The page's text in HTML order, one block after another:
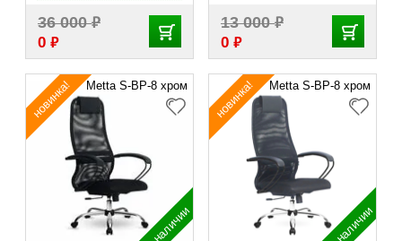
36 000₽
0 ₽
13 000₽
0 ₽
Metta S-ВР-8 хром
в наличии
новинка! Metta S-ВР-8 хром
в наличии
новинка!